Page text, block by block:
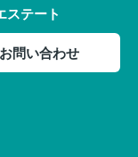
ステート
問い合わせ